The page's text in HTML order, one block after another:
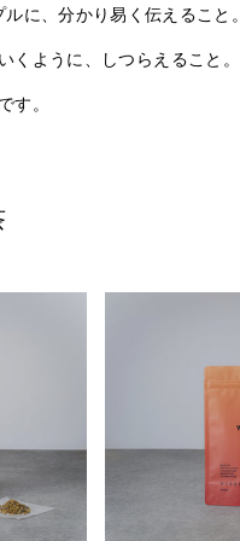
に、分かり易く伝えること。
ように、しつらえること。
す。